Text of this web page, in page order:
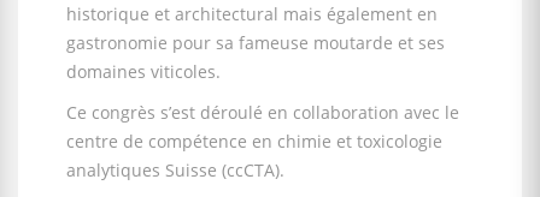
historique et architectural mais également en
gastronomie pour sa fameuse moutarde et ses
domaines viticoles.
Ce congrès s’est déroulé en collaboration avec le
centre de compétence en chimie et toxicologie
analytiques Suisse (ccCTA).